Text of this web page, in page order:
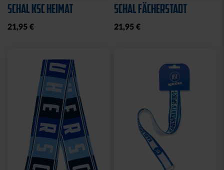
SCHAL KSC HEIMAT
21,95 €
SCHAL FÄCHERSTADT
21,95 €